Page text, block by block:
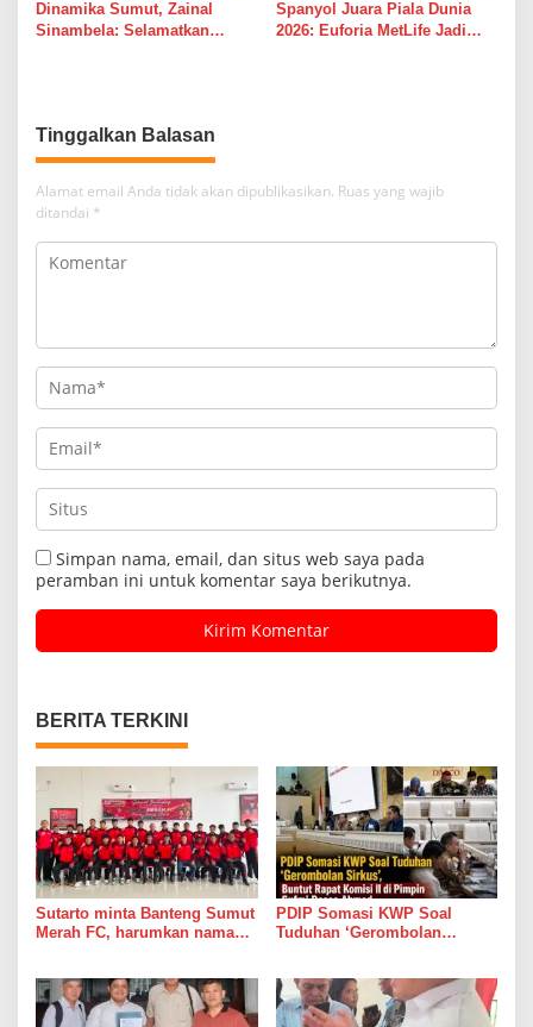
Dinamika Sumut, Zainal
Sinambela: Selamatkan
Spanyol Juara Piala Dunia
2026: Euforia MetLife Jadi
Tinggalkan Balasan
Alamat email Anda tidak akan dipublikasikan. Ruas yang wajib
ditandai *
Simpan nama, email, dan situs web saya pada
peramban ini untuk komentar saya berikutnya.
BERITA TERKINI
Sutarto minta Banteng Sumut
Merah FC, harumkan nama
PDIP Somasi KWP Soal
Tuduhan ‘Gerombolan
Ahmad